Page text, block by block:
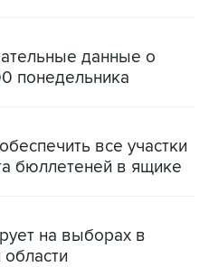
данные о
понедельника
все участки
бюллетеней в ящике
на выборах в